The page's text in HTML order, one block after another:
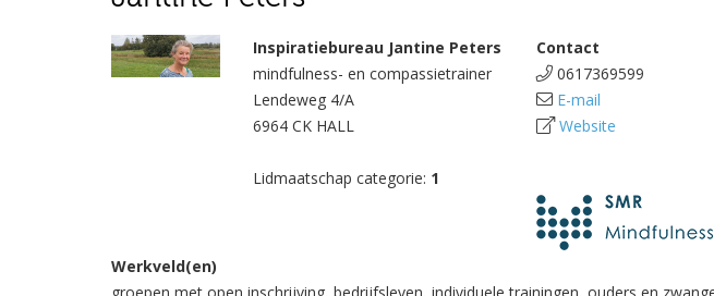
Inspiratiebureau Jantine Peters
mindfulness- en compassietrainer
Lendeweg 4/A
6964 CK HALL
Lidmaatschap categorie: 1
Contact
0617369599
E-mail
Website
Werkveld(en)